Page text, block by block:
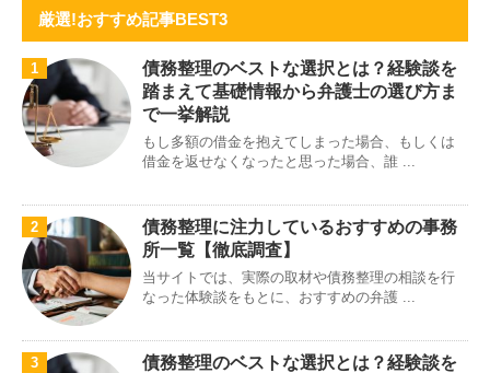
厳選!おすすめ記事BEST3
1
債務整理のベストな選択とは？経験談を
踏まえて基礎情報から弁護士の選び方ま
で一挙解説
もし多額の借金を抱えてしまった場合、もしくは
借金を返せなくなったと思った場合、誰 ...
2
債務整理に注力しているおすすめの事務
所一覧【徹底調査】
当サイトでは、実際の取材や債務整理の相談を行
なった体験談をもとに、おすすめの弁護 ...
3
債務整理のベストな選択とは？経験談を